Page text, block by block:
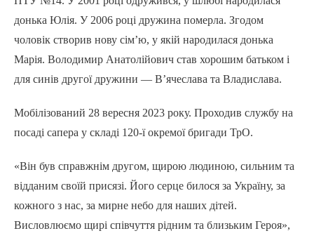
донька Юлія. У 2006 році дружина померла. Згодом
чоловік створив нову сім’ю, у якій народилася донька
Марія. Володимир Анатолійович став хорошим батьком і
для синів другої дружини — В’ячеслава та Владислава.
Мобілізований 28 вересня 2023 року. Проходив службу на
посаді сапера у складі 120-ї окремої бригади ТрО.
«Він був справжнім другом, щирою людиною, сильним та
відданим своїй присязі. Його серце билося за Україну, за
кожного з нас, за мирне небо для наших дітей.
Висловлюємо щирі співчуття рідним та близьким Героя»,